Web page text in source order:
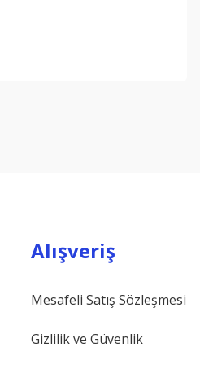
Alışveriş
Mesafeli Satış Sözleşmesi
Gizlilik ve Güvenlik